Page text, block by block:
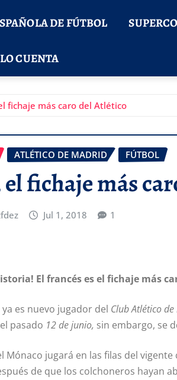
DE FÚTBOL
CUENTA
fichaje más caro del Atlético
ATLÉTICO DE MADRID FÚTBOL
fichaje más
Jul 1, 2018 1
El francés es el fichaje más
es nuevo jugador del Club Atlético
pasado 12 de junio, sin embargo, se
Mónaco jugará en las filas del
de que los colchoneros hayan